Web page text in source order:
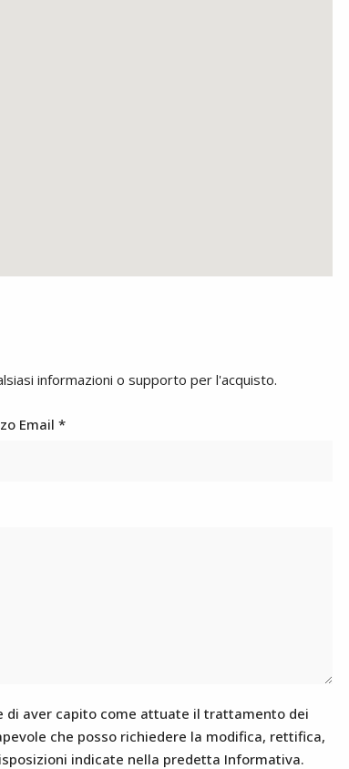
informazioni o supporto per l'acquisto.
Email *
di aver capito come attuate il trattamento dei
che posso richiedere la modifica, rettifica,
indicate nella predetta Informativa.